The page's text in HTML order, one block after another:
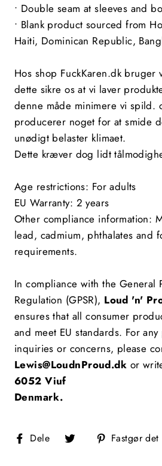
• Double seam at sleeves and
• Blank product sourced from
Haiti, Dominican Republic,
Hos shop FuckKaren.dk bruger
dette sikre os at vi laver
denne måde minimere vi spild.
producerer noget for at smide
unødigt belaster klimaet.
Dette kræver dog lidt
Age restrictions: For adults
EU Warranty: 2 years
Other compliance information:
lead, cadmium, phthalates and
requirements.
In compliance with the General
Regulation (GPSR), Loud 'n'
ensures that all consumer
and meet EU standards. For
inquiries or concerns, please
Lewis@LoudnProud.dk or
6052 Viuf
Denmark.
Dele Del
på
Tweet
på
Fastgør det